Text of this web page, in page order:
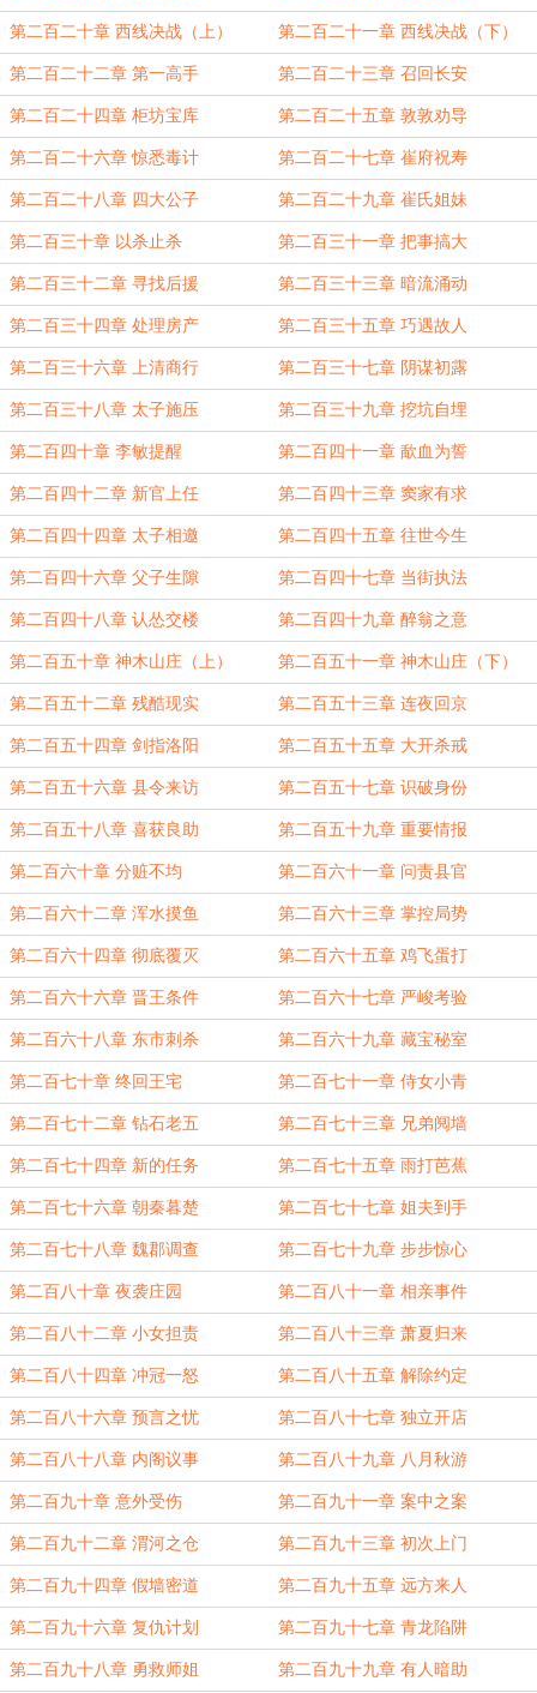
第二百二十章 西线决战（上） 第二百二十一章 西线决战（下）
第二百二十二章 第一高手 第二百二十三章 召回长安
第二百二十四章 柜坊宝库 第二百二十五章 敦敦劝导
第二百二十六章 惊悉毒计 第二百二十七章 崔府祝寿
第二百二十八章 四大公子 第二百二十九章 崔氏姐妹
第二百三十章 以杀止杀 第二百三十一章 把事搞大
第二百三十二章 寻找后援 第二百三十三章 暗流涌动
第二百三十四章 处理房产 第二百三十五章 巧遇故人
第二百三十六章 上清商行 第二百三十七章 阴谋初露
第二百三十八章 太子施压 第二百三十九章 挖坑自埋
第二百四十章 李敏提醒 第二百四十一章 歃血为誓
第二百四十二章 新官上任 第二百四十三章 窦家有求
第二百四十四章 太子相邀 第二百四十五章 往世今生
第二百四十六章 父子生隙 第二百四十七章 当街执法
第二百四十八章 认怂交楼 第二百四十九章 醉翁之意
第二百五十章 神木山庄（上） 第二百五十一章 神木山庄（下）
第二百五十二章 残酷现实 第二百五十三章 连夜回京
第二百五十四章 剑指洛阳 第二百五十五章 大开杀戒
第二百五十六章 县令来访 第二百五十七章 识破身份
第二百五十八章 喜获良助 第二百五十九章 重要情报
第二百六十章 分赃不均 第二百六十一章 问责县官
第二百六十二章 浑水摸鱼 第二百六十三章 掌控局势
第二百六十四章 彻底覆灭 第二百六十五章 鸡飞蛋打
第二百六十六章 晋王条件 第二百六十七章 严峻考验
第二百六十八章 东市刺杀 第二百六十九章 藏宝秘室
第二百七十章 终回王宅 第二百七十一章 侍女小青
第二百七十二章 钻石老五 第二百七十三章 兄弟阋墙
第二百七十四章 新的任务 第二百七十五章 雨打芭蕉
第二百七十六章 朝秦暮楚 第二百七十七章 姐夫到手
第二百七十八章 魏郡调查 第二百七十九章 步步惊心
第二百八十章 夜袭庄园 第二百八十一章 相亲事件
第二百八十二章 小女担责 第二百八十三章 萧夏归来
第二百八十四章 冲冠一怒 第二百八十五章 解除约定
第二百八十六章 预言之忧 第二百八十七章 独立开店
第二百八十八章 内阁议事 第二百八十九章 八月秋游
第二百九十章 意外受伤 第二百九十一章 案中之案
第二百九十二章 渭河之仓 第二百九十三章 初次上门
第二百九十四章 假墙密道 第二百九十五章 远方来人
第二百九十六章 复仇计划 第二百九十七章 青龙陷阱
第二百九十八章 勇救师姐 第二百九十九章 有人暗助